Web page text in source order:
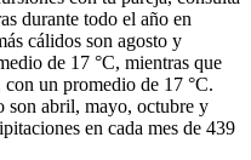
durante todo el año en
cálidos son agosto y
de 17 °C, mientras que
un promedio de 17 °C.
son abril, mayo, octubre y
en cada mes de 439